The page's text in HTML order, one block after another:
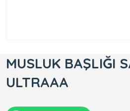
MUSLUK BAŞLIĞI
ULTRAAA